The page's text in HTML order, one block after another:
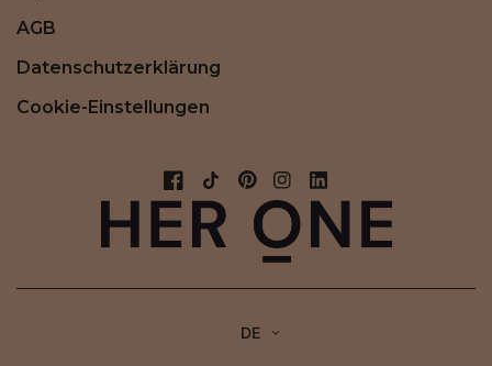
AGB
Datenschutzerklärung
Cookie-Einstellungen
DE